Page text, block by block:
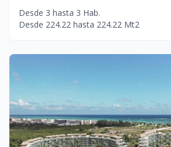
Desde 3 hasta 3 Hab.
Desde 224.22 hasta 224.22 Mt2